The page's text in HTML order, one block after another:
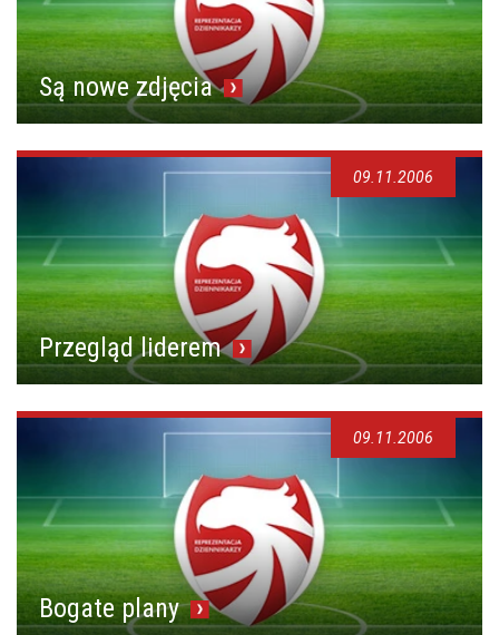
Są nowe zdjęcia
Przegląd liderem
09.11.2006
Bogate plany
09.11.2006